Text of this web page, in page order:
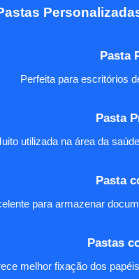
Pasta
Perfeita para escritórios
Pasta
utilizada na área da
Pasta
para armazenar
Pastas
melhor fixação dos